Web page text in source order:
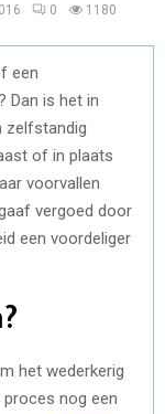
0 1180
een
Dan is het in
zelfstandig
of in plaats
voorvallen
vergoed door
een voordeliger
het wederkerig
nog een